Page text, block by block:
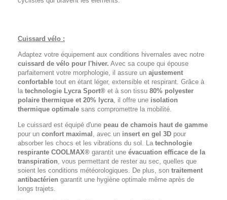
Cuissard vélo :
Adaptez votre équipement aux conditions hivernales avec notre
cuissard de vélo pour l'hiver. Avec sa coupe qui épouse
parfaitement votre morphologie, il assure un ajustement
confortable tout en étant léger, extensible et respirant. Grâce à
la technologie Lycra Sport® et à son tissu 80% polyester
polaire thermique et 20% lycra, il offre une isolation
thermique optimale sans compromettre la mobilité.
Le cuissard est équipé d'une peau de chamois haut de gamme
pour un confort maximal , avec un insert en gel 3D pour
absorber les chocs et les vibrations du sol. La technologie
respirante COOLMAX® garantit une évacuation efficace de la
transpiration, vous permettant de rester au sec, quelles que
soient les conditions météorologiques. De plus, son traitement
antibactérien garantit une hygiène optimale même après de
longs trajets.